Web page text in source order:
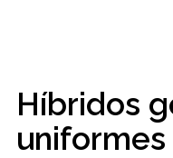
Híbridos
uniformes